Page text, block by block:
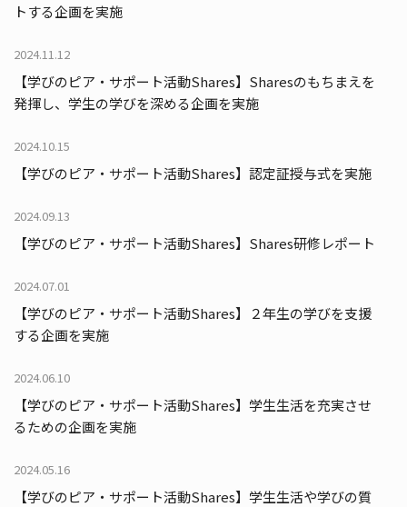
トする企画を実施
2024.11.12
【学びのピア・サポート活動Shares】Sharesのもちまえを
発揮し、学生の学びを深める企画を実施
2024.10.15
【学びのピア・サポート活動Shares】認定証授与式を実施
2024.09.13
【学びのピア・サポート活動Shares】Shares研修レポート
2024.07.01
【学びのピア・サポート活動Shares】２年生の学びを支援
する企画を実施
2024.06.10
【学びのピア・サポート活動Shares】学生生活を充実させ
るための企画を実施
2024.05.16
【学びのピア・サポート活動Shares】学生生活や学びの質